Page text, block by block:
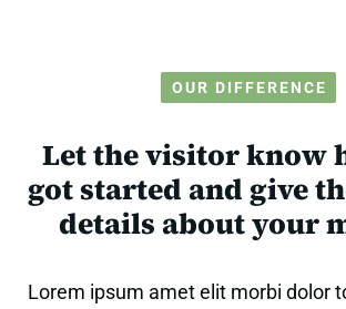
OUR DIFFERENCE
Let the visitor know
got started and give
details about your
Lorem ipsum amet elit morbi dolor